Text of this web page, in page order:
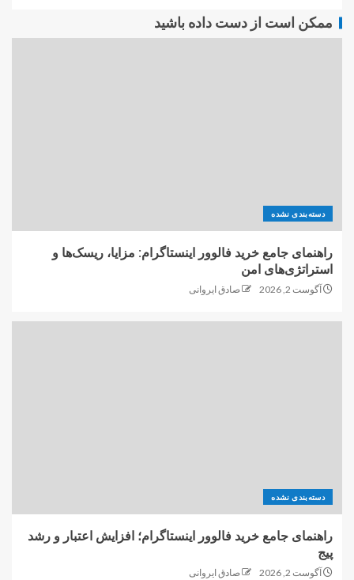
ممکن است از دست داده باشید
دسته‌بندی نشده
راهنمای جامع خرید فالوور اینستاگرام: مزایا، ریسک‌ها و
استراتژی‌های امن
آگوست 2, 2026 صادق ایروانی
دسته‌بندی نشده
راهنمای جامع خرید فالوور اینستاگرام؛ افزایش اعتبار و رشد
پیج
آگوست 2, 2026 صادق ایروانی